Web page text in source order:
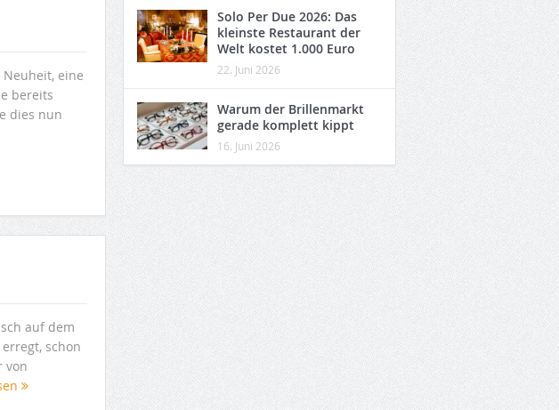
eine
bereits
dies nun
auf dem
schon
von
Solo Per Due 2026: Das
kleinste Restaurant der
Welt kostet 1.000 Euro
22. Juni 2026
Warum der Brillenmarkt
gerade komplett kippt
16. Juni 2026